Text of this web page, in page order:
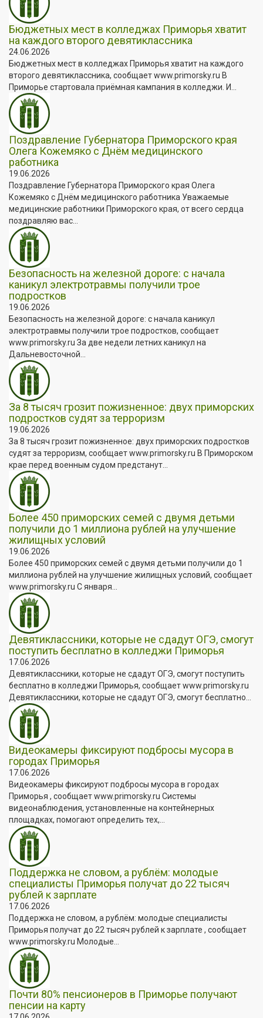
Бюджетных мест в колледжах Приморья хватит
на каждого второго девятиклассника
24.06.2026
Бюджетных мест в колледжах Приморья хватит на каждого
второго девятиклассника, сообщает www.primorsky.ru В
Приморье стартовала приёмная кампания в колледжи. И...
Поздравление Губернатора Приморского края
Олега Кожемяко с Днём медицинского
работника
19.06.2026
Поздравление Губернатора Приморского края Олега
Кожемяко с Днём медицинского работника Уважаемые
медицинские работники Приморского края, от всего сердца
поздравляю вас...
Безопасность на железной дороге: с начала
каникул электротравмы получили трое
подростков
19.06.2026
Безопасность на железной дороге: с начала каникул
электротравмы получили трое подростков, сообщает
www.primorsky.ru За две недели летних каникул на
Дальневосточной...
За 8 тысяч грозит пожизненное: двух приморских
подростков судят за терроризм
19.06.2026
За 8 тысяч грозит пожизненное: двух приморских подростков
судят за терроризм, сообщает www.primorsky.ru В Приморском
крае перед военным судом предстанут...
Более 450 приморских семей с двумя детьми
получили до 1 миллиона рублей на улучшение
жилищных условий
19.06.2026
Более 450 приморских семей с двумя детьми получили до 1
миллиона рублей на улучшение жилищных условий, сообщает
www.primorsky.ru С января...
Девятиклассники, которые не сдадут ОГЭ, смогут
поступить бесплатно в колледжи Приморья
17.06.2026
Девятиклассники, которые не сдадут ОГЭ, смогут поступить
бесплатно в колледжи Приморья, сообщает www.primorsky.ru
Девятиклассники, которые не сдадут ОГЭ, смогут бесплатно...
Видеокамеры фиксируют подбросы мусора в
городах Приморья
17.06.2026
Видеокамеры фиксируют подбросы мусора в городах
Приморья , сообщает www.primorsky.ru Системы
видеонаблюдения, установленные на контейнерных
площадках, помогают определить тех,...
Поддержка не словом, а рублём: молодые
специалисты Приморья получат до 22 тысяч
рублей к зарплате
17.06.2026
Поддержка не словом, а рублём: молодые специалисты
Приморья получат до 22 тысяч рублей к зарплате , сообщает
www.primorsky.ru Молодые...
Почти 80% пенсионеров в Приморье получают
пенсии на карту